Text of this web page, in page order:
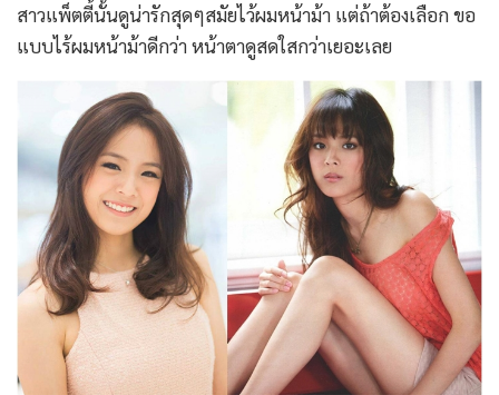
สาวแพ็ตตี้นั้นดูน่ารักสุดๆสมัยไว้ผมหน้าม้า แต่ถ้าต้องเลือก ขอ
แบบไร้ผมหน้าม้าดีกว่า หน้าตาดูสดใสกว่าเยอะเลย